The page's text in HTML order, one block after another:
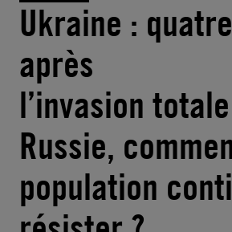
Ukraine :
après
l’invasion
Russie,
population